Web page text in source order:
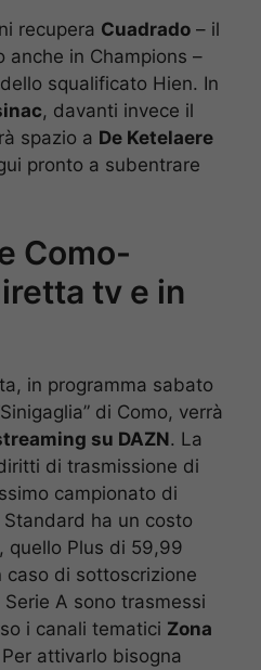
recupera Cuadrado – il
anche in Champions –
squalificato Hien. In
, davanti invece il
spazio a De Ketelaere
pronto a subentrare
Como-
tv e in
in programma sabato
di Como, verrà
su DAZN. La
di trasmissione di
campionato di
ha un costo
quello Plus di 59,99
caso di sottoscrizione
A sono trasmessi
i canali tematici Zona
Per attivarlo bisogna